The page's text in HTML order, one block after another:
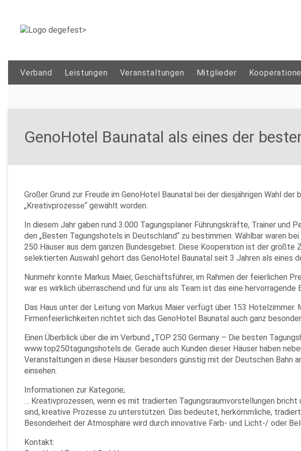
Verband Leistungen Veranstaltungen Mitglieder
GenoHotel Baunatal als eines der
Großer Grund zur Freude im GenoHotel Baunatal bei der diesjährigen Wahl
„Kreativprozesse“ gewählt worden.
In diesem Jahr gaben rund 3.000 Tagungsplaner Führungskräfte, Trainer
den „Besten Tagungshotels in Deutschland“ zu bestimmen. Wählbar waren
250 Häuser aus dem ganzen Bundesgebiet. Diese Kooperation ist der
selektierten Auswahl gehört das GenoHotel Baunatal seit 3 Jahren als eines
Nunmehr konnte Markus Maier, Geschäftsführer, im Rahmen der feierlichen
war es wirklich überraschend und für uns als Team ist das eine
Das Haus unter der Leitung von Markus Maier verfügt über 153
Firmenfeierlichkeiten richtet sich das GenoHotel Baunatal auch ganz
Einen Überblick über die im Verbund „TOP 250 Germany – Die besten
www.top250tagungshotels.de. Gerade auch Kunden dieser Häuser haben
Veranstaltungen in diese Häuser besonders günstig mit der Deutschen Bahn
einsehen.
Informationen zur Kategorie;
… Kreativprozessen, wenn es mit tradierten Tagungsraumvorstellungen
sind, kreative Prozesse zu unterstützen. Das bedeutet, herkömmliche,
Besonderheit der Atmosphäre wird durch innovative Farb- und Licht-/ oder
Kontakt: